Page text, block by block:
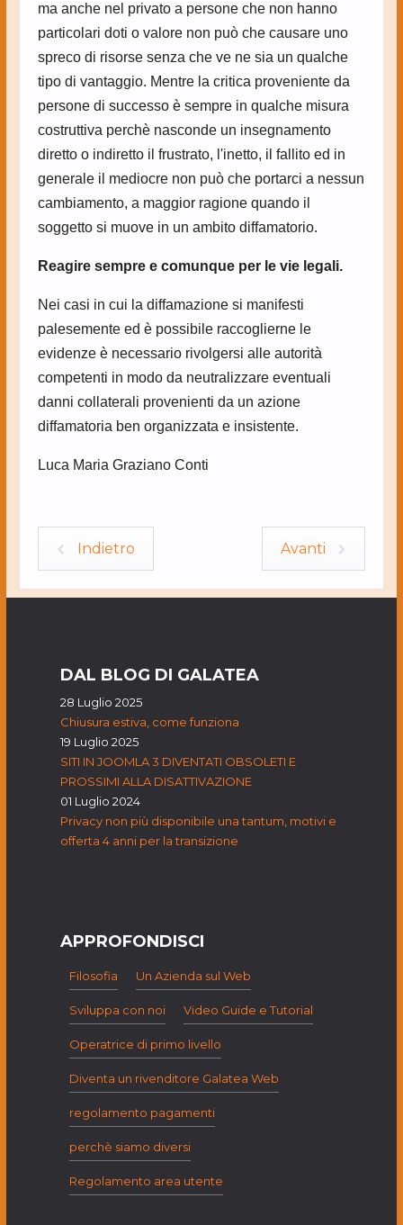
ma anche nel privato a persone che non hanno
particolari doti o valore non può che causare uno
spreco di risorse senza che ve ne sia un qualche
tipo di vantaggio. Mentre la critica proveniente da
persone di successo è sempre in qualche misura
costruttiva perchè nasconde un insegnamento
diretto o indiretto il frustrato, l'inetto, il fallito ed in
generale il mediocre non può che portarci a nessun
cambiamento, a maggior ragione quando il
soggetto si muove in un ambito diffamatorio.
Reagire sempre e comunque per le vie legali.
Nei casi in cui la diffamazione si manifesti
palesemente ed è possibile raccoglierne le
evidenze è necessario rivolgersi alle autorità
competenti in modo da neutralizzare eventuali
danni collaterali provenienti da un azione
diffamatoria ben organizzata e insistente.
Luca Maria Graziano Conti
Indietro Avanti
DAL BLOG DI GALATEA
28 Luglio 2025
Chiusura estiva, come funziona
19 Luglio 2025
SITI IN JOOMLA 3 DIVENTATI OBSOLETI E
PROSSIMI ALLA DISATTIVAZIONE
01 Luglio 2024
Privacy non più disponibile una tantum, motivi e
offerta 4 anni per la transizione
APPROFONDISCI
Filosofia Un Azienda sul Web
Sviluppa con noi Video Guide e Tutorial
Operatrice di primo livello
Diventa un rivenditore Galatea Web
regolamento pagamenti
perchè siamo diversi
Regolamento area utente